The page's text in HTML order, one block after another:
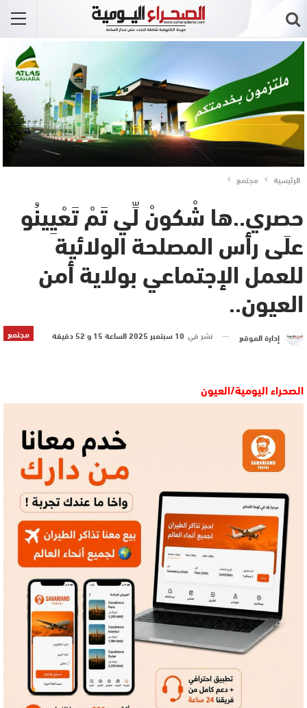
الرئيسية مجتمع
حصري..ها شْكونْ لِّي تَمْ تَعْيِينُو
علَى رأس المصلحة الولائية
للعمل الإجتماعي بولاية أمن
العيون..
مجتمع إدارة الموقع نشر في 10 سبتمبر 2025 الساعة 15 و 52 دقيقة
الصحراء اليومية/العيون